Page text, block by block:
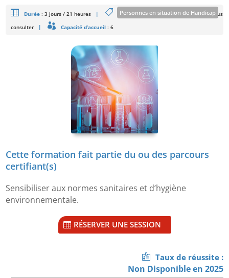
Durée :3 jours / 21 heures | Tarifs: 1 610 € HT/Stagiaire - Intra : Nous
consulter
| Capacité d’accueil : 6
Personnes en situation de Handicap
Formation ouverte aux personnes en situation de handicap sous
Cette formation fait partie du ou des parcours
certifiant(s)
Sensibiliser aux normes sanitaires et d’hygiène
environnementale.
RÉSERVER UNE SESSION
Taux de réussite :
Non Disponible en 2025